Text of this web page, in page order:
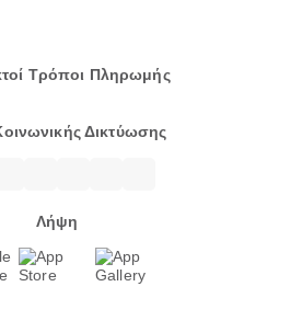
Τρόποι Πληρωμής
Δικτύωσης
Λήψη